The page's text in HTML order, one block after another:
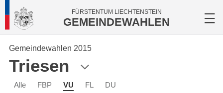
FÜRSTENTUM LIECHTENSTEIN
GEMEINDEWAHLEN
Gemeindewahlen 2015
Triesen
Alle FBP VU FL DU